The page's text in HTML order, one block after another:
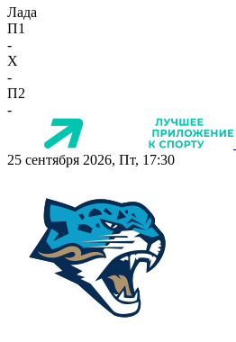
Лада
П1
-
X
-
П2
-
25 сентября 2026, Пт, 17:30